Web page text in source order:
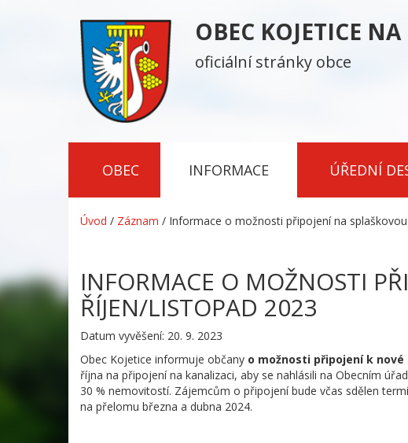
OBEC KOJETICE
oficiální stránky obce
OBEC INFORMACE ÚŘEDNÍ
Úvod / Záznam / Informace o možnosti připojení na
INFORMACE O MOŽNOSTI
ŘÍJEN/LISTOPAD 2023
Datum vyvěšení: 20. 9. 2023
Obec Kojetice informuje občany o možnosti připojení k
října na připojení na kanalizaci, aby se nahlásili na Obecním
30 % nemovitostí. Zájemcům o připojení bude včas sdělen
na přelomu března a dubna 2024.